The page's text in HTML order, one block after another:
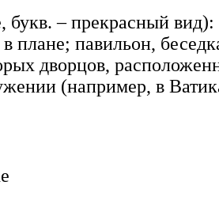
букв. – прекрасный
плане; павильон,
дворцов,
(например, в